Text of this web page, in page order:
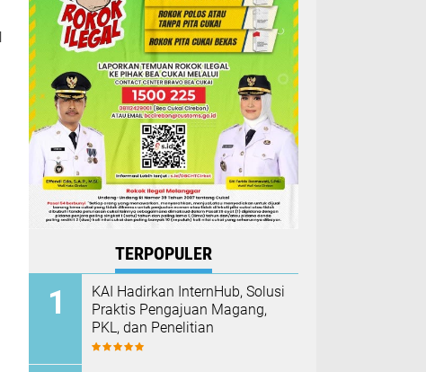
TERPOPULER
KAI Hadirkan InternHub, Solusi
Praktis Pengajuan Magang,
PKL, dan Penelitian